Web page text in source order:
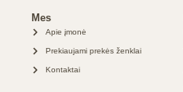
Mes
Apie įmonė
Prekiaujami prekės ženklai
Kontaktai